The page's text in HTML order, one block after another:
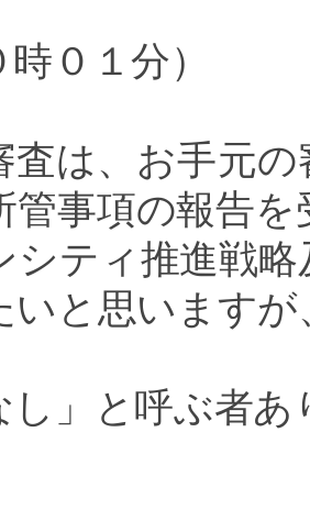
時０１分）
は、お手元の
管事項の報告
シティ推進戦
いと思います
し」と呼ぶ者あ